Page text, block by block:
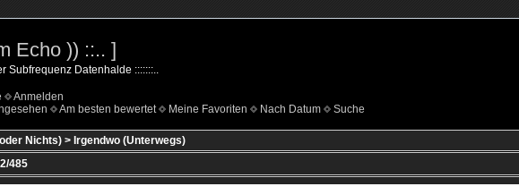
Echo )) ::.. ]
Subfrequenz Datenhalde :::::::..
Anmelden
Am besten bewertet Meine Favoriten Nach Datum Suche
Nichts)> Irgendwo (Unterwegs)
485